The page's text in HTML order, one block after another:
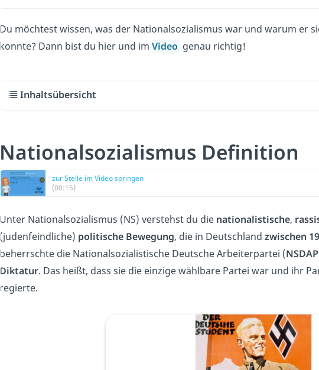
Du möchtest wissen, was der Nationalsozialismus war und warum er
konnte? Dann bist du hier und im Video genau richtig!
Inhaltsübersicht
Nationalsozialismus Definition
zur Stelle im Video springen
(00:15)
Unter Nationalsozialismus (NS) verstehst du die nationalistische,
(judenfeindliche) politische Bewegung, die in Deutschland zwischen
beherrschte die Nationalsozialistische Deutsche Arbeiterpartei (NSDAP
Diktatur. Das heißt, dass sie die einzige wählbare Partei war und ihr
regierte.